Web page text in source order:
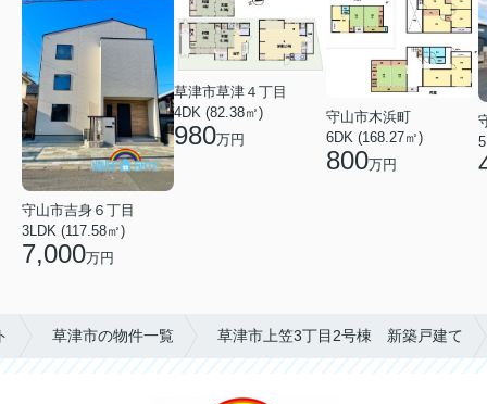
守山市吉身６丁目
3LDK (117.58㎡)
7,000万円
草津市草津４丁目
4DK (82.38㎡)
980万円
守山市木浜町
6DK (168.27㎡)
800万円
草津市の物件一覧 草津市上笠3丁目2号棟 新築戸建て